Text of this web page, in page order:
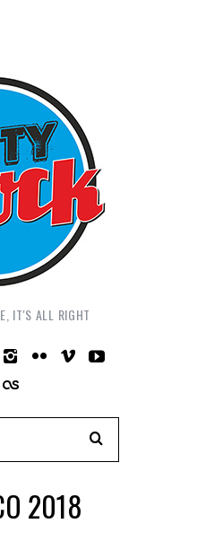
IT'S ALL RIGHT
2018